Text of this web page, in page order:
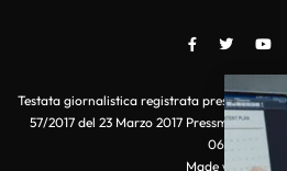
Testata giornalistica registrata presso il
57/2017 del 23 Marzo 2017 Pressmare.it è
06511641000
Made with
by